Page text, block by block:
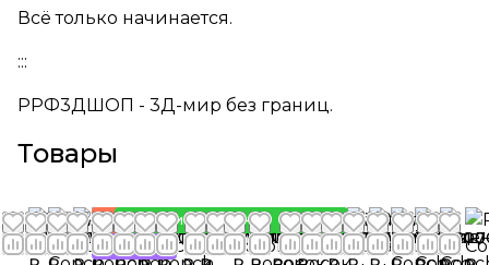
Всё только начинается.
:::
РРФ3ДШОП - 3Д-мир без границ.
Товары
2 1001 9002 150
Хит
Советуем
2 150
Новинка
1 900
Новинка
2 1502 1002 500
Новинка
450175175
Новинка
175175 2 1003 5003 5003 8003 8003 800
1